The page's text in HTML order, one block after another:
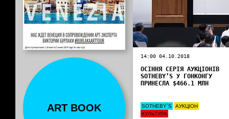
14:00 04.10.2018
ОСІННЯ СЕРІЯ АУКЦІОНІВ
SOTHEBY’S У ГОНКОНГУ
ПРИНЕСЛА $466.1 МЛН
SOTHEBY`S
АУКЦІОН
КУЛЬТУРА
ART BOOK